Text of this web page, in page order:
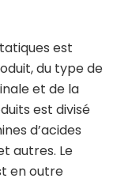
est
du type de
et de la
est divisé
d’acides
autres. Le
en outre